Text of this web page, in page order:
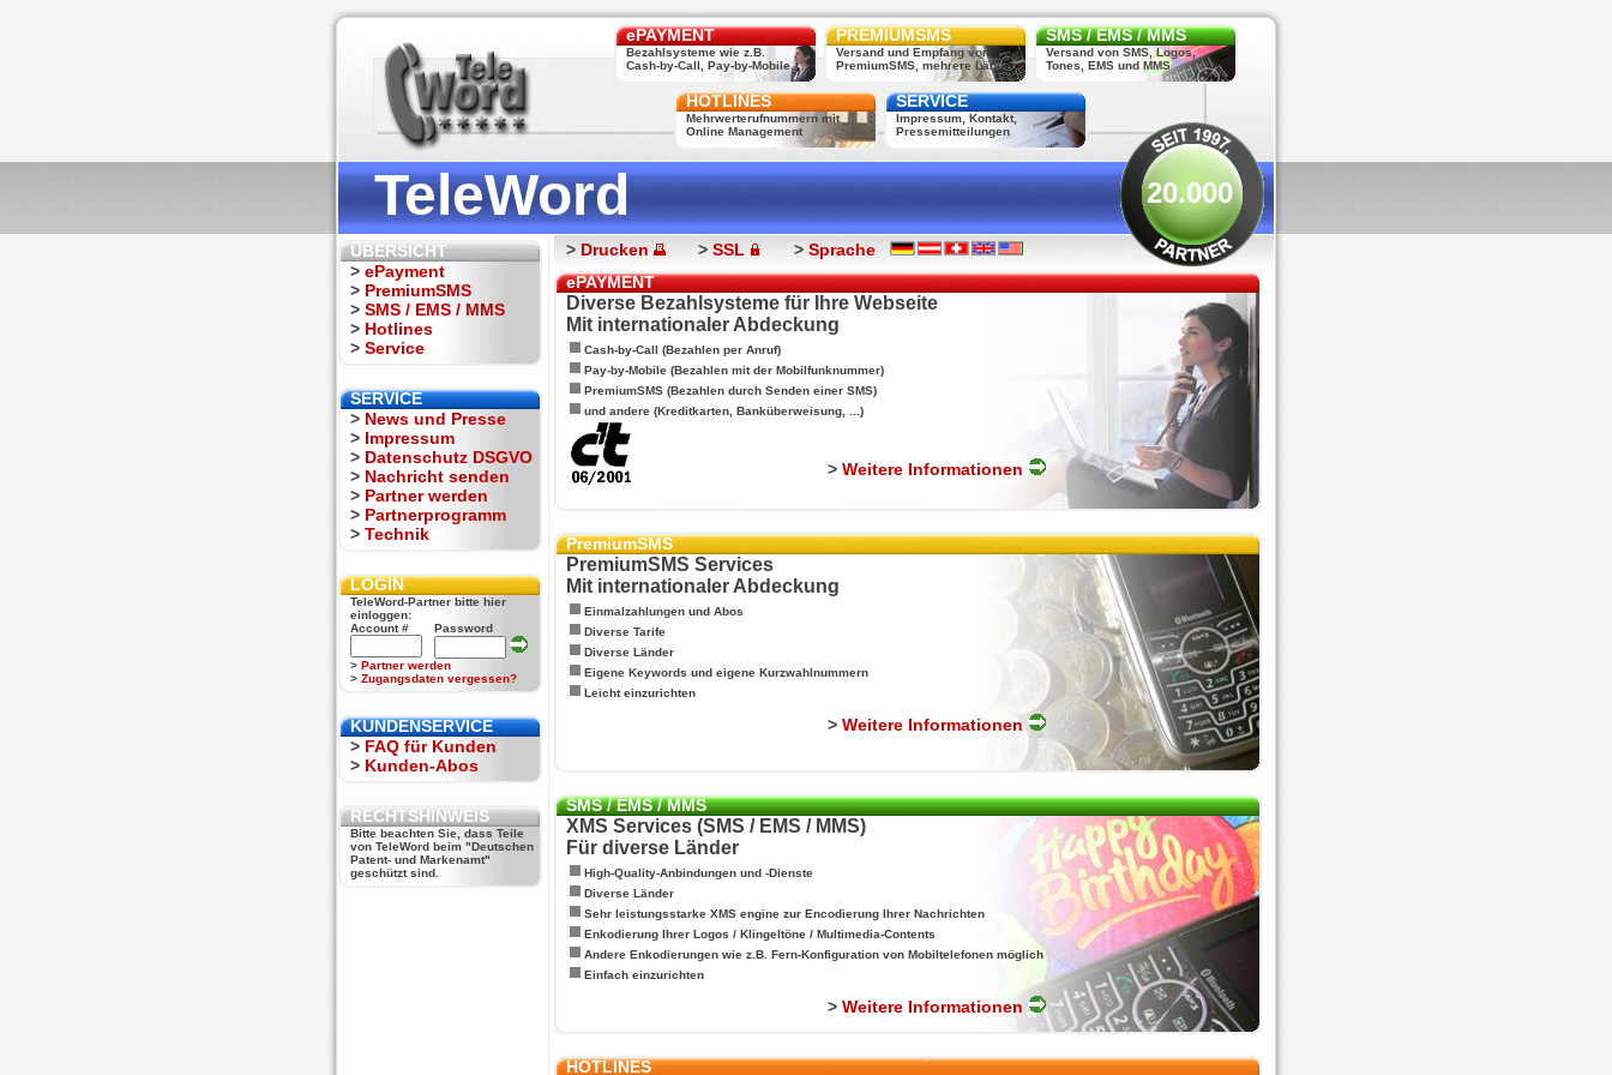
ePAYMENT
Bezahlsysteme wie z.B.
Cash-by-Call, Pay-by-Mobile, ...
PREMIUMSMS
Versand und Empfang von
PremiumSMS, mehrere Länder
SMS / EMS / MMS
Versand von SMS, Logos,
Tones, EMS und MMS
HOTLINES
Mehrwerterufnummern mit
Online Management
SERVICE
Impressum, Kontakt,
Pressemitteilungen
TeleWord 20.000
ÜBERSICHT
> ePayment
> PremiumSMS
> SMS / EMS / MMS
> Hotlines
> Service
SERVICE
> News und Presse
> Impressum
> Datenschutz DSGVO
> Nachricht senden
> Partner werden
> Partnerprogramm
> Technik
LOGIN
TeleWord-Partner bitte hier
einloggen:
Account #
Password
> Partner werden
> Zugangsdaten vergessen?
KUNDENSERVICE
> FAQ für Kunden
> Kunden-Abos
RECHTSHINWEIS
Bitte beachten Sie, dass Teile
von TeleWord beim "Deutschen
Patent- und Markenamt"
geschützt sind.
> Drucken > SSL > Sprache
ePAYMENT
Diverse Bezahlsysteme für Ihre Webseite
Mit internationaler Abdeckung
Cash-by-Call (Bezahlen per Anruf)
Pay-by-Mobile (Bezahlen mit der Mobilfunknummer)
PremiumSMS (Bezahlen durch Senden einer SMS)
und andere (Kreditkarten, Banküberweisung, ...)
> Weitere Informationen
PremiumSMS
PremiumSMS Services
Mit internationaler Abdeckung
Einmalzahlungen und Abos
Diverse Tarife
Diverse Länder
Eigene Keywords und eigene Kurzwahlnummern
Leicht einzurichten
> Weitere Informationen
SMS / EMS / MMS
XMS Services (SMS / EMS / MMS)
Für diverse Länder
High-Quality-Anbindungen und -Dienste
Diverse Länder
Sehr leistungsstarke XMS engine zur Encodierung Ihrer Nachrichten
Enkodierung Ihrer Logos / Klingeltöne / Multimedia-Contents
Andere Enkodierungen wie z.B. Fern-Konfiguration von Mobiltelefonen möglich
Einfach einzurichten
> Weitere Informationen
HOTLINES